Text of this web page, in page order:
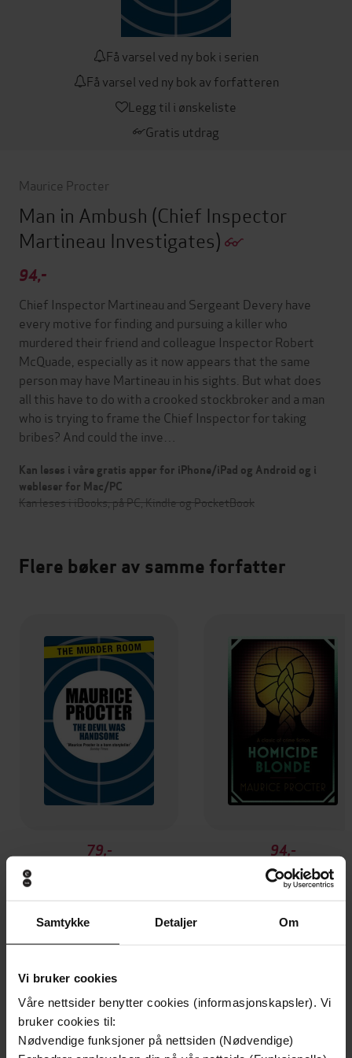
Samtykke Detaljer Om
Vi bruker cookies
Våre nettsider benytter cookies (informasjonskapsler). Vi
bruker cookies til:
Nødvendige funksjoner på nettsiden (Nødvendige)
Få varsel ved ny bok i serien
Få varsel ved ny bok av forfatteren
Legg til i ønskeliste
Gratis utdrag
Maurice Procter
Man in Ambush (Chief Inspector
Martineau Investigates)
94,-
Chief Inspector Martineau and Sergeant Devery have
every motive for finding and pursuing a killer who
murdered their friend and colleague Inspector Robert
McQuade, especially as it now appears that the same
person may have Martineau in his sights. But what does
all this have to do with a crooked stockbroker and a man
who is trying to frame the Chief Inspector for taking
bribes? And could the inve…
Kan leses i våre gratis apper for iPhone/iPad og Android og i
webleser for Mac/PC
Kan leses i iBooks, på PC, Kindle og PocketBook
Flere bøker av samme forfatter
79,-
The Devil Was Handsome
94,-
Homicide Blonde
Maurice Procter
Andre har også kjøpt
Premium
Vinner av Rivertonprisen
Premium
Første gang på tilbud